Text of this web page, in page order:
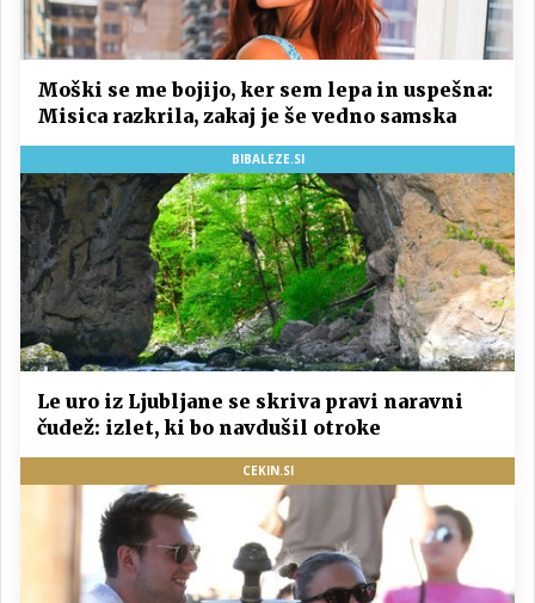
Moški se me bojijo, ker sem lepa in uspešna:
Misica razkrila, zakaj je še vedno samska
BIBALEZE.SI
Le uro iz Ljubljane se skriva pravi naravni
čudež: izlet, ki bo navdušil otroke
CEKIN.SI